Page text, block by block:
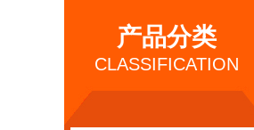
产品分类
CLASSIFICATION